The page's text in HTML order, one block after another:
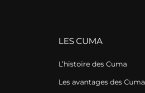
LES CUMA
L’histoire des Cuma
Les avantages des Cuma